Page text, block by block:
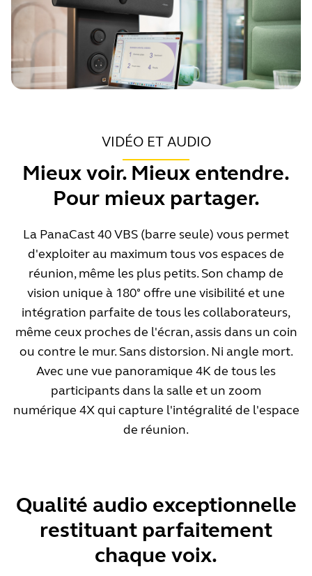
VIDÉO ET AUDIO
Mieux voir. Mieux entendre.
Pour mieux partager.
La PanaCast 40 VBS (barre seule) vous permet
d'exploiter au maximum tous vos espaces de
réunion, même les plus petits. Son champ de
vision unique à 180° offre une visibilité et une
intégration parfaite de tous les collaborateurs,
même ceux proches de l'écran, assis dans un coin
ou contre le mur. Sans distorsion. Ni angle mort.
Avec une vue panoramique 4K de tous les
participants dans la salle et un zoom
numérique 4X qui capture l'intégralité de l'espace
de réunion.
Qualité audio exceptionnelle
restituant parfaitement
chaque voix.